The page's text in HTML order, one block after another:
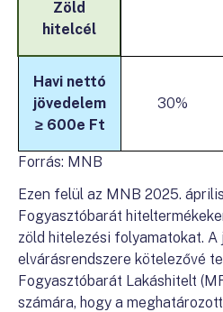
Zöld
hitelcél
Havi nettó
jövedelem
≥ 600e Ft
30%
Forrás: MNB
Ezen felül az MNB 2025.
Fogyasztóbarát
zöld hitelezési folyamatokat. A
elvárásrendszere kötelezővé
Fogyasztóbarát Lakáshitelt
számára, hogy a